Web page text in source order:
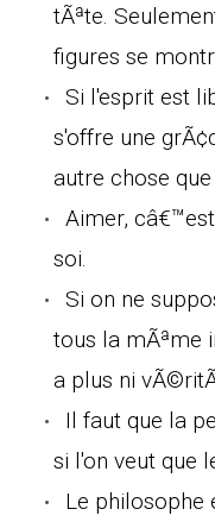
tÃªte.
figures se
Si l'esprit est
s'offre une
autre chose
Aimer,
soi.
Si on ne
tous la mÃªme
a plus ni
Il faut que la
si l'on veut que
Le philosophe